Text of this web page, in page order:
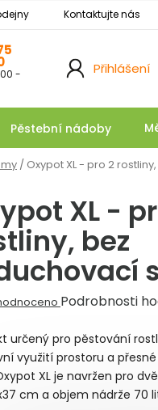
Kontaktujte nás
-
Přihlášení
Pěstební nádoby
/ Oxypot XL - pro 2
XL -
bez
Podrobnosti
určený pro pěstování
využití prostoru a
XL je navržen pro
cm a objem nádrže 70